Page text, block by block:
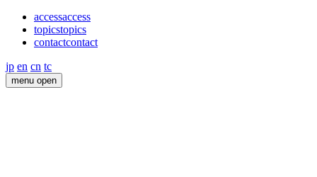
accessaccess
topicstopics
contactcontact
jp en cn tc
menu open